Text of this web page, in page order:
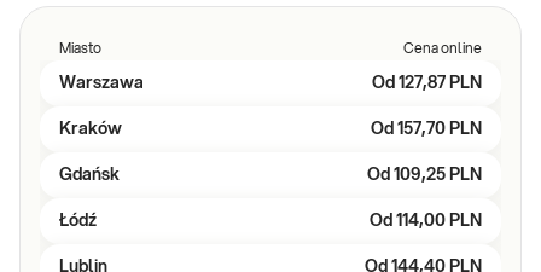
Miasto Cena online
Warszawa Od 127,87 PLN
Kraków Od 157,70 PLN
Gdańsk Od 109,25 PLN
Łódź Od 114,00 PLN
Lublin Od 144,40 PLN